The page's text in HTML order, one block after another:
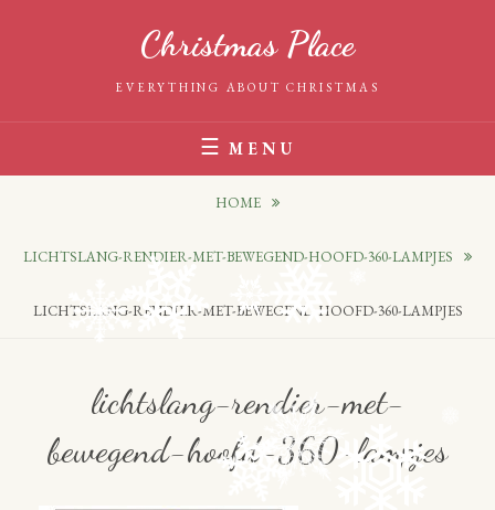
Christmas Place
EVERYTHING ABOUT CHRISTMAS
MENU
HOME
LICHTSLANG-RENDIER-MET-BEWEGEND-HOOFD-360-LAMPJES
LICHTSLANG-RENDIER-MET-BEWEGEND-HOOFD-360-LAMPJES
lichtslang-rendier-met-
bewegend-hoofd-360-lampjes